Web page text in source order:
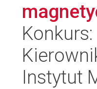
Konkurs:
Instytut